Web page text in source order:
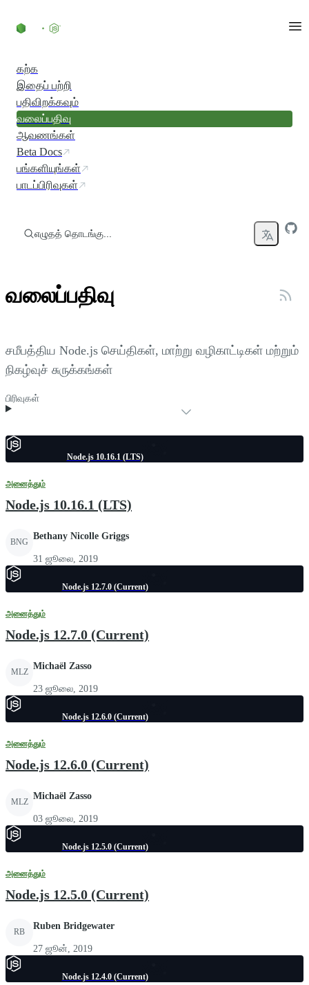
கற்க
இதைப் பற்றி
பதிவிறக்கவும்
வலைப்பதிவு
ஆவணங்கள்
Beta Docs
பங்களியுங்கள்
பாடப்பிரிவுகள்
எழுதத் தொடங்கு...
வலைப்பதிவு
சமீபத்திய Node.js செய்திகள், மாற்று வழிகாட்டிகள் மற்றும்
நிகழ்வுச் சுருக்கங்கள்
பிரிவுகள்
Node.js 10.16.1 (LTS)
அனைத்தும்
Node.js 10.16.1 (LTS)
BNG
Bethany Nicolle Griggs
31 ஜூலை, 2019
Node.js 12.7.0 (Current)
அனைத்தும்
Node.js 12.7.0 (Current)
MLZ
Michaël Zasso
23 ஜூலை, 2019
Node.js 12.6.0 (Current)
அனைத்தும்
Node.js 12.6.0 (Current)
MLZ
Michaël Zasso
03 ஜூலை, 2019
Node.js 12.5.0 (Current)
அனைத்தும்
Node.js 12.5.0 (Current)
RB
Ruben Bridgewater
27 ஜூன், 2019
Node.js 12.4.0 (Current)